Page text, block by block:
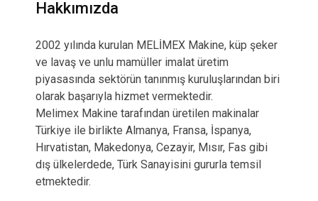
Hakkımızda
2002 yılında kurulan MELİMEX Makine, küp şeker
ve lavaş ve unlu mamüller imalat üretim
piyasasında sektörün tanınmış kuruluşlarından biri
olarak başarıyla hizmet vermektedir.
Melimex Makine tarafından üretilen makinalar
Türkiye ile birlikte Almanya, Fransa, İspanya,
Hırvatistan, Makedonya, Cezayir, Mısır, Fas gibi
dış ülkelerdede, Türk Sanayisini gururla temsil
etmektedir.